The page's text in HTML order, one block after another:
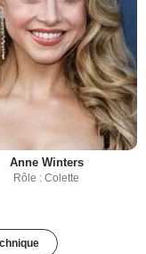
Anne Winters
Rôle : Colette